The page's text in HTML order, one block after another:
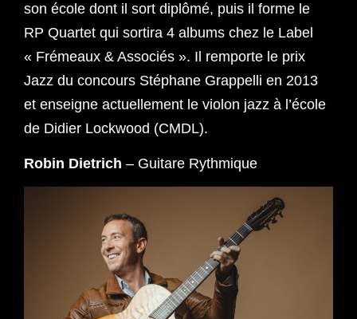
son école dont il sort diplômé, puis il forme le
RP Quartet qui sortira 4 albums chez le Label
« Frémeaux & Associés ». Il remporte le prix
Jazz du concours Stéphane Grappelli en 2013
et enseigne actuellement le violon jazz à l’école
de Didier Lockwood (CMDL).
Robin Dietrich – Guitare Rythmique